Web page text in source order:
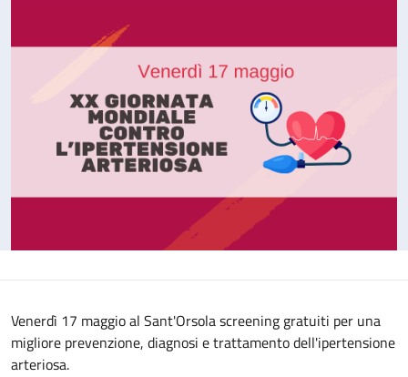
Venerdì 17 maggio al Sant'Orsola screening gratuiti per una
migliore prevenzione, diagnosi e trattamento dell'ipertensione
arteriosa.